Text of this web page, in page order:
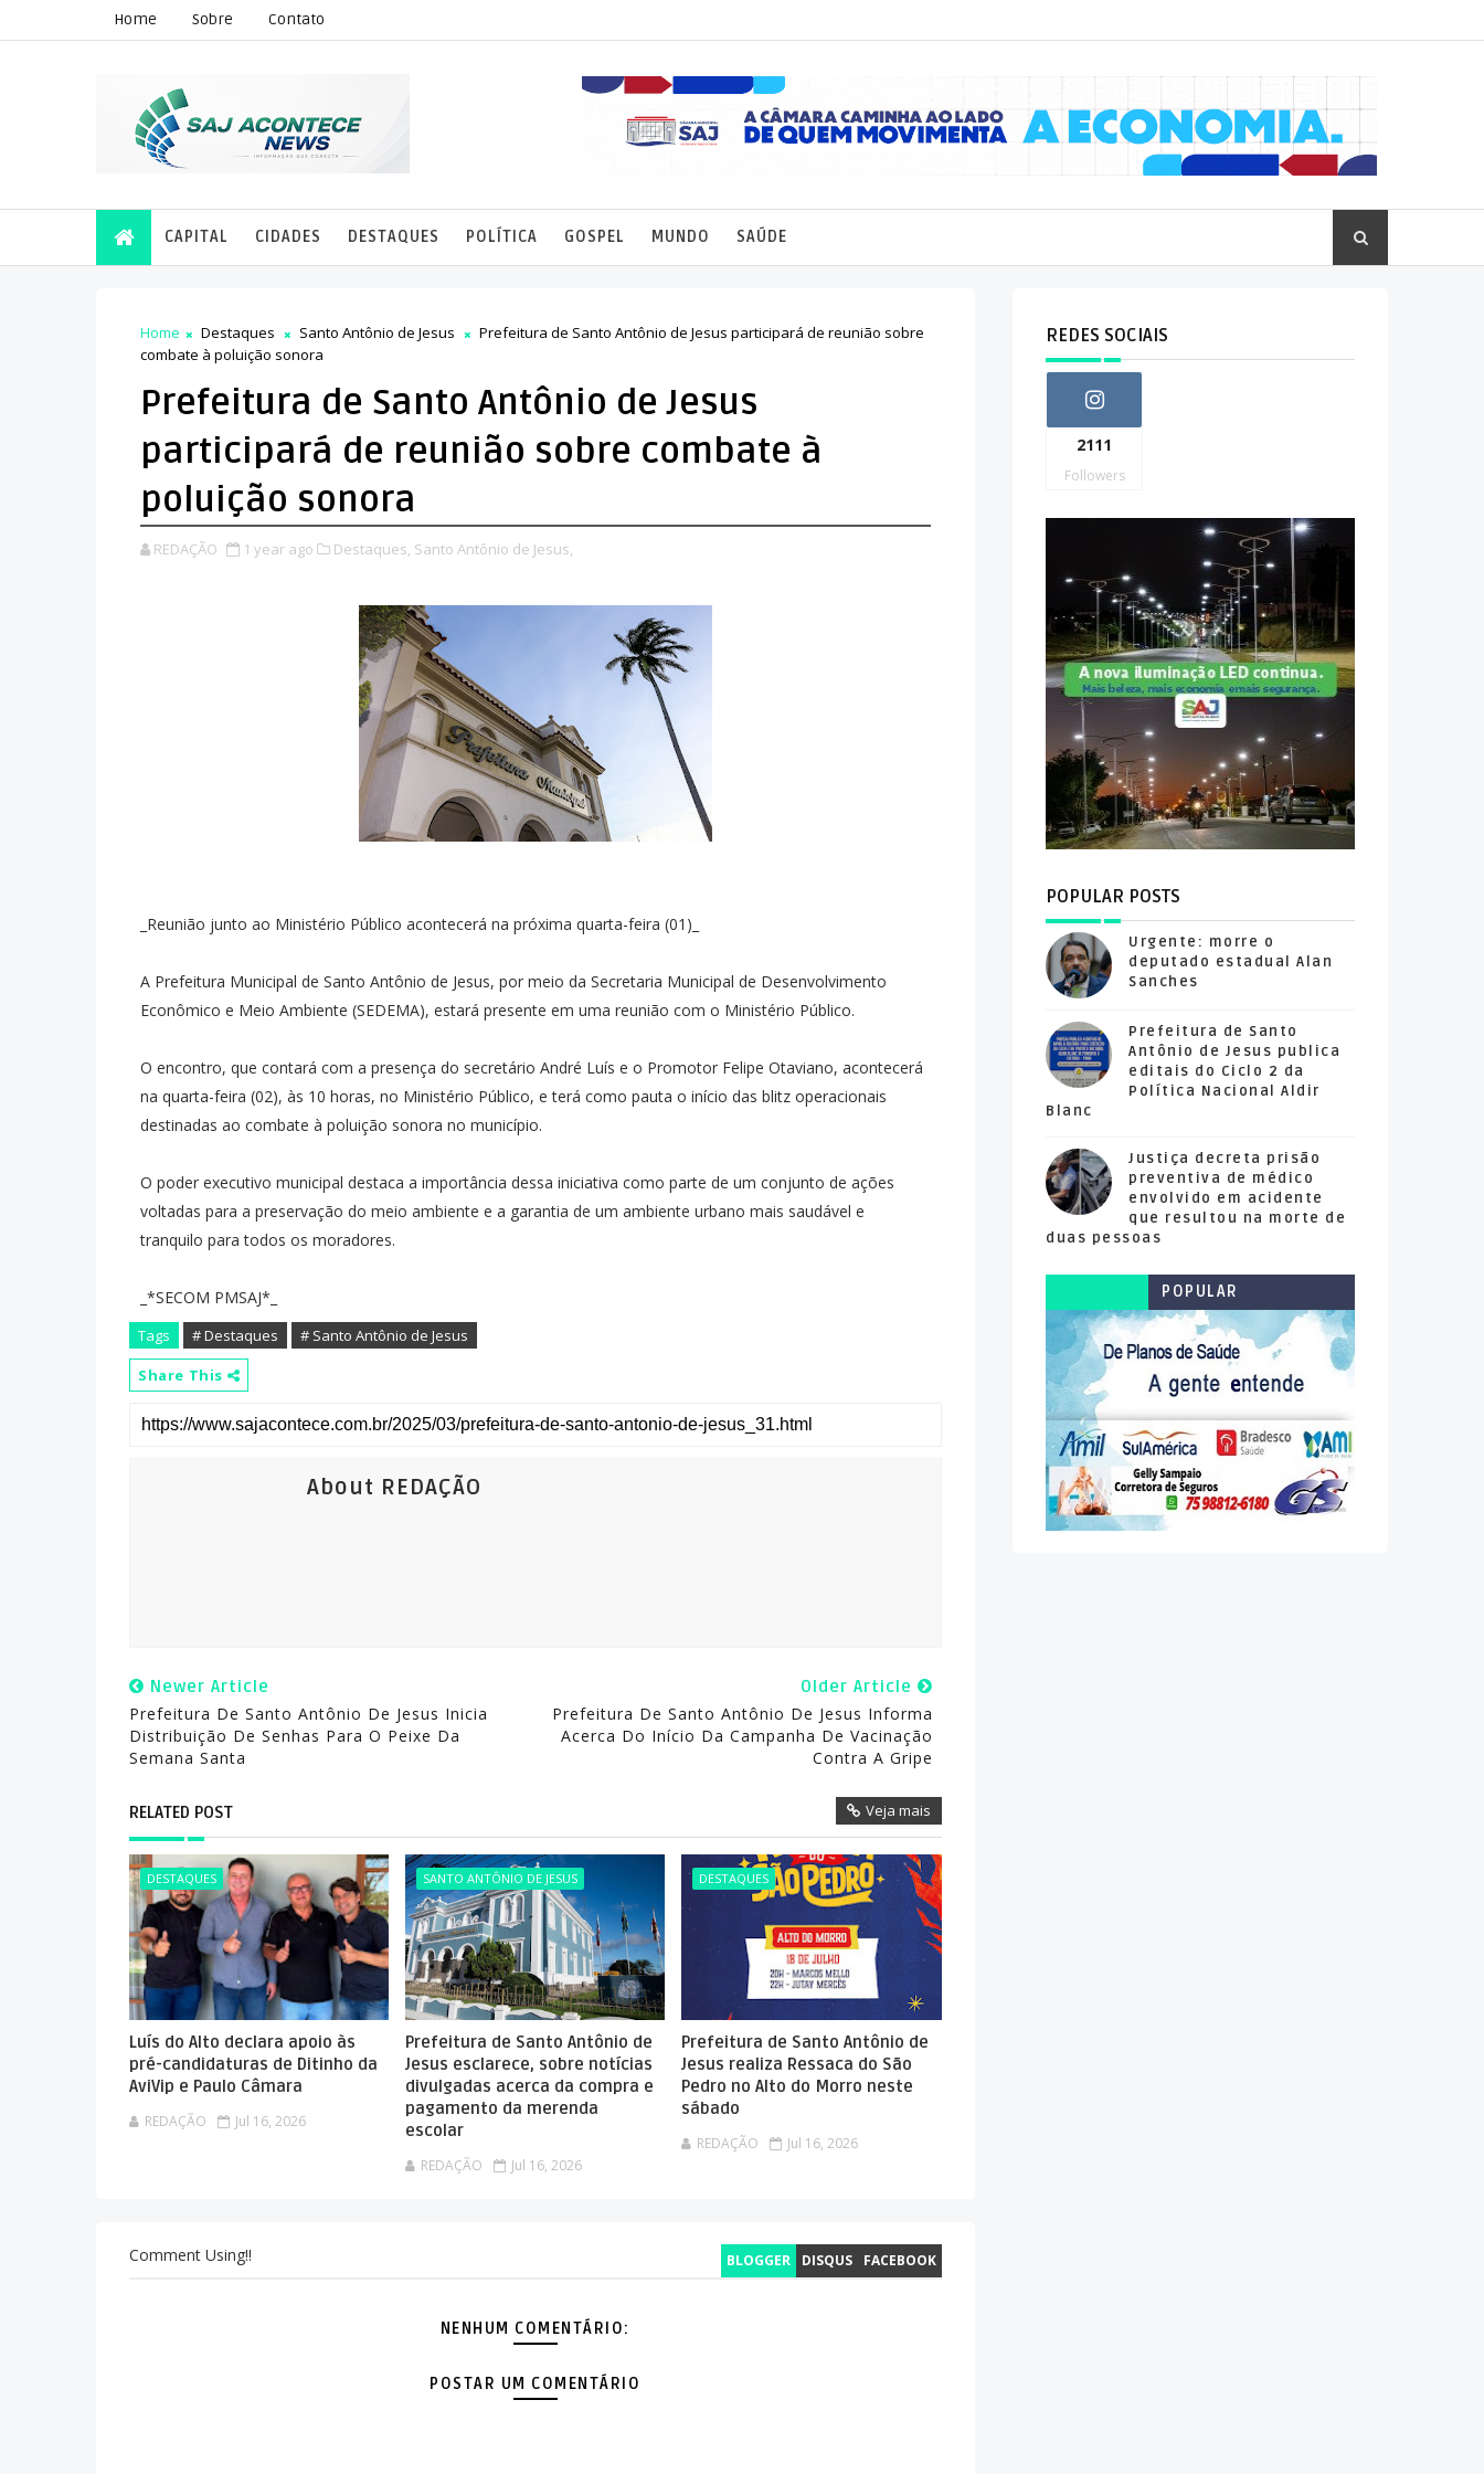
Home Sobre Contato
CAPITAL CIDADES DESTAQUES POLÍTICA GOSPEL MUNDO SAÚDE
Home Destaques Santo Antônio de Jesus
Prefeitura de Santo Antônio de Jesus participará de reunião sobre
combate à poluição sonora
Prefeitura de Santo Antônio de Jesus
participará de reunião sobre combate à
poluição sonora
REDAÇÃO 1 year ago Destaques, Santo Antônio de Jesus,
_Reunião junto ao Ministério Público acontecerá na próxima quarta-feira (01)_
A Prefeitura Municipal de Santo Antônio de Jesus, por meio da Secretaria Municipal de Desenvolvimento
Econômico e Meio Ambiente (SEDEMA), estará presente em uma reunião com o Ministério Público.
O encontro, que contará com a presença do secretário André Luís e o Promotor Felipe Otaviano, acontecerá
na quarta-feira (02), às 10 horas, no Ministério Público, e terá como pauta o início das blitz operacionais
destinadas ao combate à poluição sonora no município.
O poder executivo municipal destaca a importância dessa iniciativa como parte de um conjunto de ações
voltadas para a preservação do meio ambiente e a garantia de um ambiente urbano mais saudável e
tranquilo para todos os moradores.
_*SECOM PMSAJ*_
Tags # Destaques
# Santo Antônio de Jesus
Share This
About REDAÇÃO
Newer Article
Prefeitura De Santo Antônio De Jesus Inicia
Distribuição De Senhas Para O Peixe Da
Semana Santa
Older Article
Prefeitura De Santo Antônio De Jesus Informa
Acerca Do Início Da Campanha De Vacinação
Contra A Gripe
RELATED POST Veja mais
DESTAQUES
Luís do Alto declara apoio às
pré-candidaturas de Ditinho da
AviVip e Paulo Câmara
REDAÇÃO Jul 16, 2026
SANTO ANTÔNIO DE JESUS
Prefeitura de Santo Antônio de
Jesus esclarece, sobre notícias
divulgadas acerca da compra e
pagamento da merenda
escolar
REDAÇÃO Jul 16, 2026
DESTAQUES
Prefeitura de Santo Antônio de
Jesus realiza Ressaca do São
Pedro no Alto do Morro neste
sábado
REDAÇÃO Jul 16, 2026
BLOGGER DISQUS FACEBOOK
Comment Using!!
NENHUM COMENTÁRIO:
POSTAR UM COMENTÁRIO
REDES SOCIAIS
2111
Followers
POPULAR POSTS
Urgente: morre o
deputado estadual Alan
Sanches
Prefeitura de Santo
Antônio de Jesus publica
editais do Ciclo 2 da
Política Nacional Aldir
Blanc
Justiça decreta prisão
preventiva de médico
envolvido em acidente
que resultou na morte de
duas pessoas
POPULAR